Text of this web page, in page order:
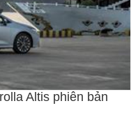
Altis phiên bản